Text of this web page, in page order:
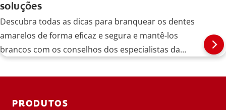
soluções
Descubra todas as dicas para branquear os dentes
amarelos de forma eficaz e segura e mantê-los
brancos com os conselhos dos especialistas da
PRODUTOS